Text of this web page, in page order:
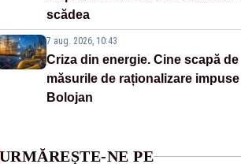
scădea
7 aug. 2026, 10:43
Criza din energie. Cine scapă de
măsurile de raționalizare
Bolojan
URMĂREȘTE-NE PE